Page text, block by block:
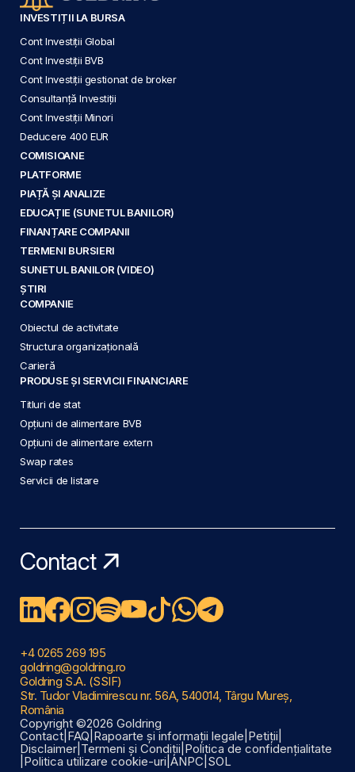
INVESTIȚII LA BURSA
Cont Investiții Global
Cont Investiții BVB
Cont Investiții gestionat de broker
Consultanță Investiții
Cont Investiții Minori
Deducere 400 EUR
COMISIOANE
PLATFORME
PIAȚĂ ȘI ANALIZE
EDUCAȚIE (SUNETUL BANILOR)
FINANȚARE COMPANII
TERMENI BURSIERI
SUNETUL BANILOR (VIDEO)
ȘTIRI
COMPANIE
Obiectul de activitate
Structura organizațională
Carieră
PRODUSE ȘI SERVICII FINANCIARE
Titluri de stat
Opțiuni de alimentare BVB
Opțiuni de alimentare extern
Swap rates
Servicii de listare
Contact
+4 0265 269 195
goldring@goldring.ro
Goldring S.A. (SSIF)
Str. Tudor Vladimirescu nr. 56A, 540014, Târgu Mureș,
România
Copyright ©2026 Goldring
Contact FAQ Rapoarte și informații legale Petiții
Disclaimer Termeni și Condiții Politica de confidențialitate
Politica utilizare cookie-uri ANPC SOL